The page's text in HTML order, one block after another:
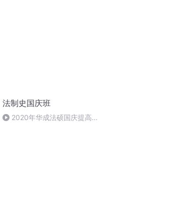
法制史国庆班
2020年华成法硕国庆提高班